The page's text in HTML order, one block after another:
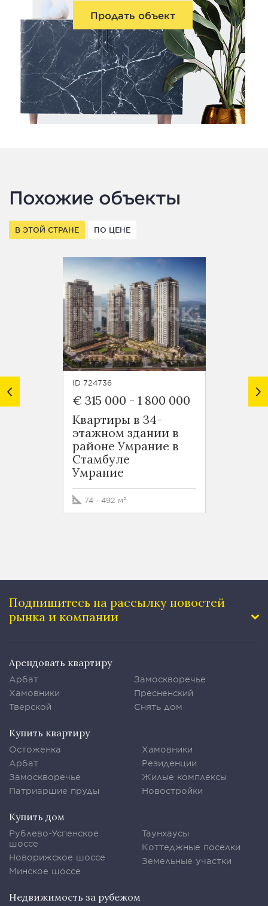
Продать объект
Похожие объекты
В ЭТОЙ СТРАНЕ ПО ЦЕНЕ
ID 724736
€ 315 000 - 1 800 000
Квартиры в 34-
этажном здании в
районе Умрание в
Стамбуле
Умрание
74 - 492 м²
€
Подпишитесь на рассылку новостей
рынка и компании
Арендовать квартиру
Арбат
Хамовники
Тверской
Замоскворечье
Пресненский
Снять дом
Купить квартиру
Остоженка
Арбат
Замоскворечье
Патриаршие пруды
Хамовники
Резиденции
Жилые комплексы
Новостройки
Купить дом
Рублево-Успенское
шоссе
Новорижское шоссе
Минское шоссе
Таунхаусы
Коттеджные поселки
Земельные участки
Недвижимость за рубежом